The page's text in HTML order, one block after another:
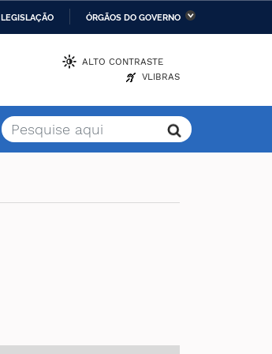
LEGISLAÇÃO
ÓRGÃOS DO GOVERNO
Tecnologia, Inovações e
Comunicações
ALTO CONTRASTE
VLIBRAS